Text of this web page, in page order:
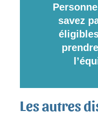
savez
pre
Les autres